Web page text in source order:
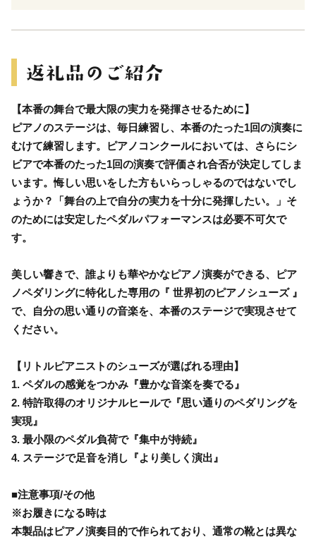
【本番の舞台で最大限の実力を発揮させるために】
ピアノのステージは、毎日練習し、本番のたった1回の演奏に
むけて練習します。ピアノコンクールにおいては、さらにシ
ビアで本番のたった1回の演奏で評価され合否が決定してしま
います。悔しい思いをした方もいらっしゃるのではないでし
ょうか？「舞台の上で自分の実力を十分に発揮したい。」そ
のためには安定したペダルパフォーマンスは必要不可欠で
す。
美しい響きで、誰よりも華やかなピアノ演奏ができる、ピア
ノペダリングに特化した専用の『 世界初のピアノシューズ 』
で、自分の思い通りの音楽を、本番のステージで実現させて
ください。
【リトルピアニストのシューズが選ばれる理由】
1. ペダルの感覚をつかみ『豊かな音楽を奏でる』
2. 特許取得のオリジナルヒールで『思い通りのペダリングを
実現』
3. 最小限のペダル負荷で『集中が持続』
4. ステージで足音を消し『より美しく演出』
■注意事項/その他
※お履きになる時は
本製品はピアノ演奏目的で作られており、通常の靴とは異な